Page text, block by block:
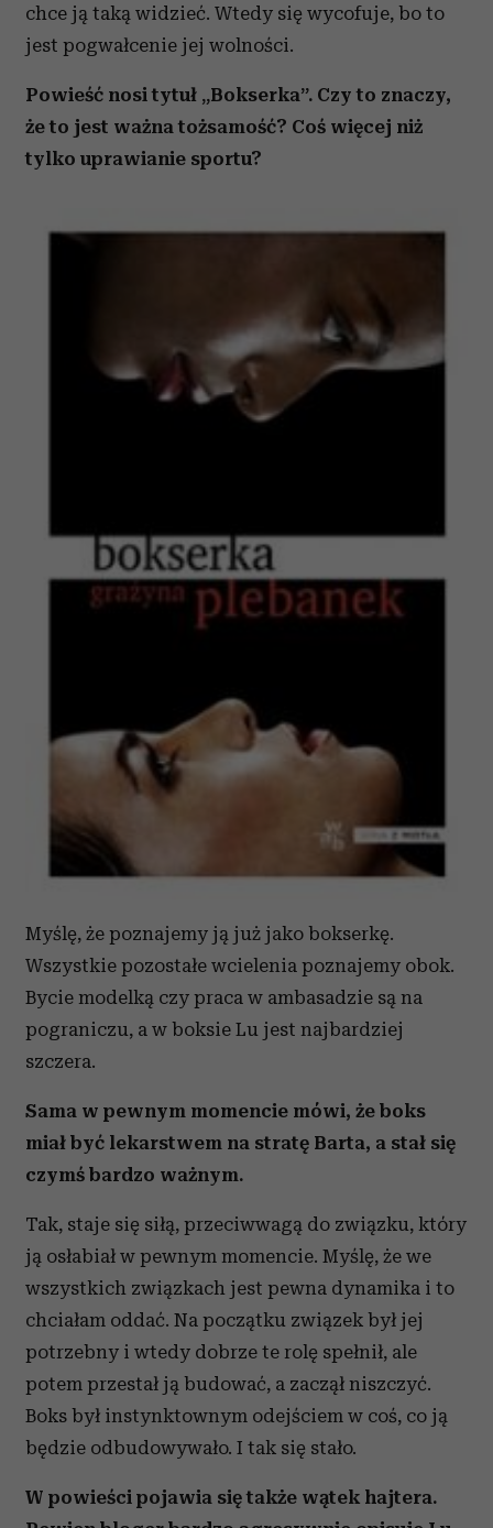
chce ją taką widzieć. Wtedy się wycofuje, bo to
jest pogwałcenie jej wolności.
Powieść nosi tytuł „Bokserka”. Czy to znaczy,
że to jest ważna tożsamość? Coś więcej niż
tylko uprawianie sportu?
Myślę, że poznajemy ją już jako bokserkę.
Wszystkie pozostałe wcielenia poznajemy obok.
Bycie modelką czy praca w ambasadzie są na
pograniczu, a w boksie Lu jest najbardziej
szczera.
Sama w pewnym momencie mówi, że boks
miał być lekarstwem na stratę Barta, a stał się
czymś bardzo ważnym.
Tak, staje się siłą, przeciwwagą do związku, który
ją osłabiał w pewnym momencie. Myślę, że we
wszystkich związkach jest pewna dynamika i to
chciałam oddać. Na początku związek był jej
potrzebny i wtedy dobrze te rolę spełnił, ale
potem przestał ją budować, a zaczął niszczyć.
Boks był instynktownym odejściem w coś, co ją
będzie odbudowywało. I tak się stało.
W powieści pojawia się także wątek hajtera.